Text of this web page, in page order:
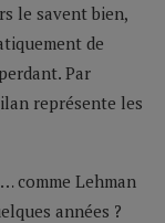
le savent bien,
de
Par
représente les
comme Lehman
années ?